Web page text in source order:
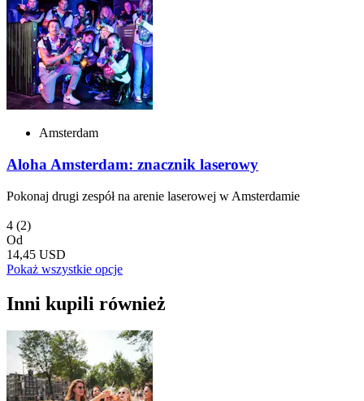
Amsterdam
Aloha Amsterdam: znacznik laserowy
Pokonaj drugi zespół na arenie laserowej w Amsterdamie
4 (2)
Od
14,45 USD
Pokaż wszystkie opcje
Inni kupili również